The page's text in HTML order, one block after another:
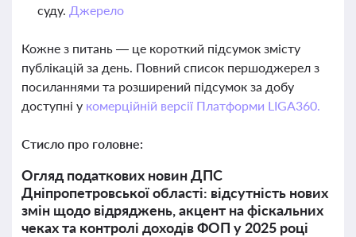
суду. Джерело
Кожне з питань — це короткий підсумок змісту
публікацій за день. Повний список першоджерел з
посиланнями та розширений підсумок за добу
доступні у комерційній версії Платформи LIGA360.
Стисло про головне:
Огляд податкових новин ДПС
Дніпропетровської області: відсутність нових
змін щодо відряджень, акцент на фіскальних
чеках та контролі доходів ФОП у 2025 році